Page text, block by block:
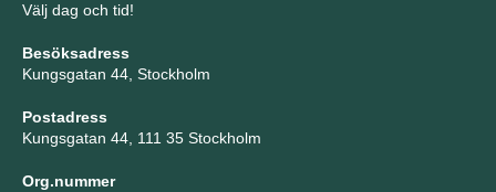
Välj dag och tid!
Besöksadress
Kungsgatan 44, Stockholm
Postadress
Kungsgatan 44, 111 35 Stockholm
Org.nummer